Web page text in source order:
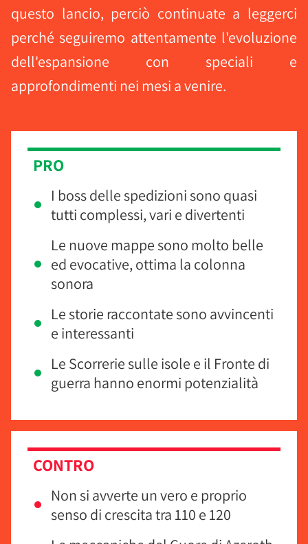
questo lancio, perciò continuate a leggerci
perché seguiremo attentamente l'evoluzione
dell'espansione con speciali e
approfondimenti nei mesi a venire.
PRO
I boss delle spedizioni sono quasi
tutti complessi, vari e divertenti
Le nuove mappe sono molto belle
ed evocative, ottima la colonna
sonora
Le storie raccontate sono avvincenti
e interessanti
Le Scorrerie sulle isole e il Fronte di
guerra hanno enormi potenzialità
CONTRO
Non si avverte un vero e proprio
senso di crescita tra 110 e 120